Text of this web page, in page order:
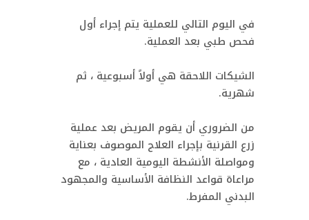
في اليوم التالي للعملية يتم إجراء أول
فحص طبي بعد العملية.
الشيكات اللاحقة هي أولاً أسبوعية ، ثم
شهرية.
من الضروري أن يقوم المريض بعد عملية
زرع القرنية بإجراء العلاج الموصوف بعناية
ومواصلة الأنشطة اليومية العادية ، مع
مراعاة قواعد النظافة الأساسية والمجهود
البدني المفرط.